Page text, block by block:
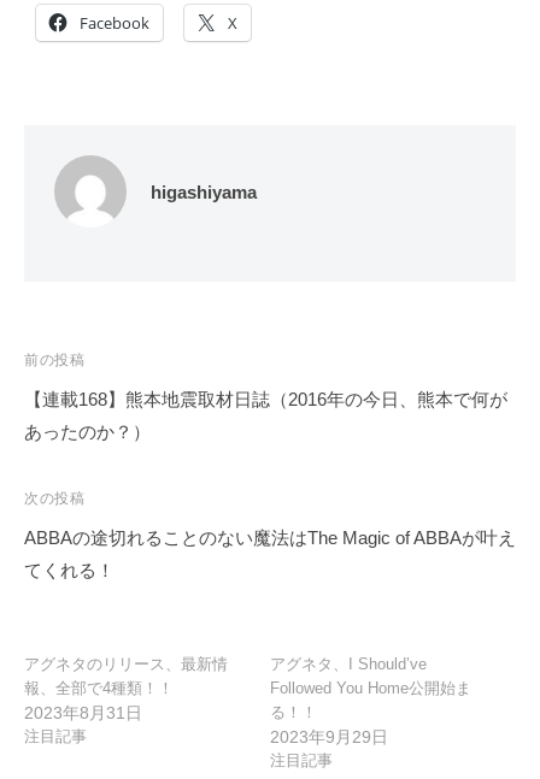
Facebook X
higashiyama
投
稿
ナ
ゲ
ー
シ
前の投稿
【連載168】熊本地震取材日誌（2016年の今日、熊本で何が
あったのか？）
次の投稿
ABBAの途切れることのない魔法はThe Magic of ABBAが叶え
てくれる！
アグネタのリリース、最新情
報、全部で4種類！！
2023年8月31日
注目記事
アグネタ、I Should’ve
Followed You Home公開始ま
る！！
2023年9月29日
注目記事